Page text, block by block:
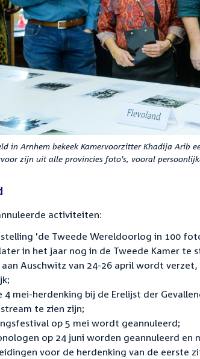
in Arnhem bekeek Kamervoorzitter Khadija Arib
zijn uit alle provincies foto's, vooral
activiteiten:
'de Tweede Wereldoorlog in 100
in het jaar nog in de Tweede Kamer te
aan Auschwitz van 24-26 april wordt
4 mei-herdenking bij de Erelijst der
te zien zijn;
op 5 mei wordt geannuleerd;
op 24 juni worden geannuleerd en
voor de herdenking van de eerste